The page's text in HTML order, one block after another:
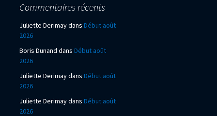
Commentaires récents
Juliette Derimaydans Début août
2026
Boris Dunand dans Début août
2026
Juliette Derimaydans Début août
2026
Juliette Derimaydans Début août
2026